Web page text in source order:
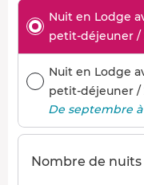
Nuit en Lodge
petit-déjeuner /
Nuit en Lodge
petit-déjeuner /
De septembre
Nombre de nuits